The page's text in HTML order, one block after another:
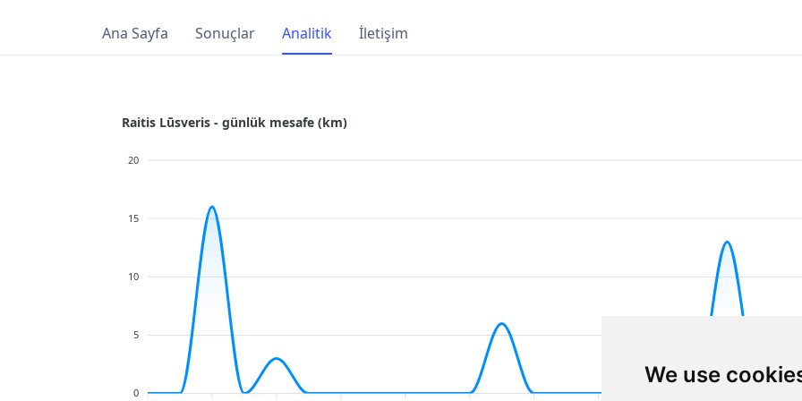
We use
Ana Sayfa Sonuçlar Analitik İletişim
Raitis Lūsveris - günlük mesafe (km)
20
15
10
5
0